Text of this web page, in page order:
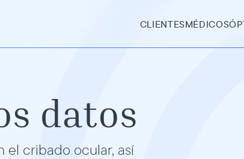
CLIENTESMÉDICOS
datos
el cribado ocular, así